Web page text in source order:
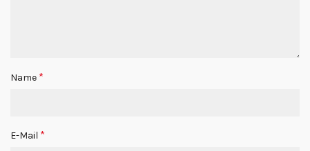
Name *
E-Mail *